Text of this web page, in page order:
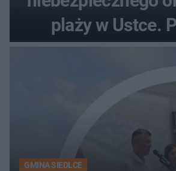
plaży w Ustce.
musiała
wybrzeża
GMINA SIEDLCE